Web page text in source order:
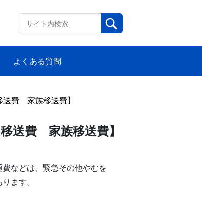
よくある質問
送費 家族移送費】
送費 家族移送費】
などは、緊急その他やむを
ます。